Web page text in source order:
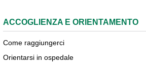
ACCOGLIENZA E ORIENTAMENTO
Come raggiungerci
Orientarsi in ospedale